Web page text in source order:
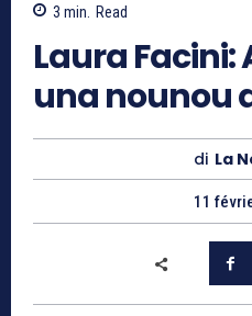
3 min. Read
Laura Facini:
una nounou
di La
11